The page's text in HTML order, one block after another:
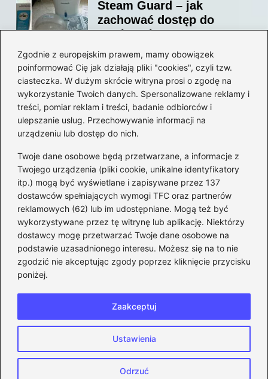
Zgodnie z europejskim prawem, mamy obowiązek
poinformować Cię jak działają pliki "cookies", czyli tzw.
ciasteczka. W dużym skrócie witryna prosi o zgodę na
wykorzystanie Twoich danych. Spersonalizowane reklamy i
treści, pomiar reklam i treści, badanie odbiorców i
ulepszanie usług. Przechowywanie informacji na
urządzeniu lub dostęp do nich.
Twoje dane osobowe będą przetwarzane, a informacje z
Twojego urządzenia (pliki cookie, unikalne identyfikatory
itp.) mogą być wyświetlane i zapisywane przez 137
dostawców spełniających wymogi TFC oraz partnerów
reklamowych (62) lub im udostępniane. Mogą też być
wykorzystywane przez tę witrynę lub aplikację. Niektórzy
dostawcy mogę przetwarzać Twoje dane osobowe na
podstawie uzasadnionego interesu. Możesz się na to nie
zgodzić nie akceptując zgody poprzez kliknięcie przycisku
poniżej.
Ustawienia
Odrzuć
Zaakceptuj
Steam Guard – jak
zachować dostęp do
swojego konta?
Jak bez stresu zmienić
adres email na Steam –
prosty przewodnik krok po
kroku
Kategorie
CS:GO(26)
FIFA(90)
Forza Horizon(22)
Gry(186)
Modyfikacje(42)
Spolszczenia(101)
Copyright © 2026 eFIFA.pl
Prywatność
Zasady użytkowania
Napisz do nas